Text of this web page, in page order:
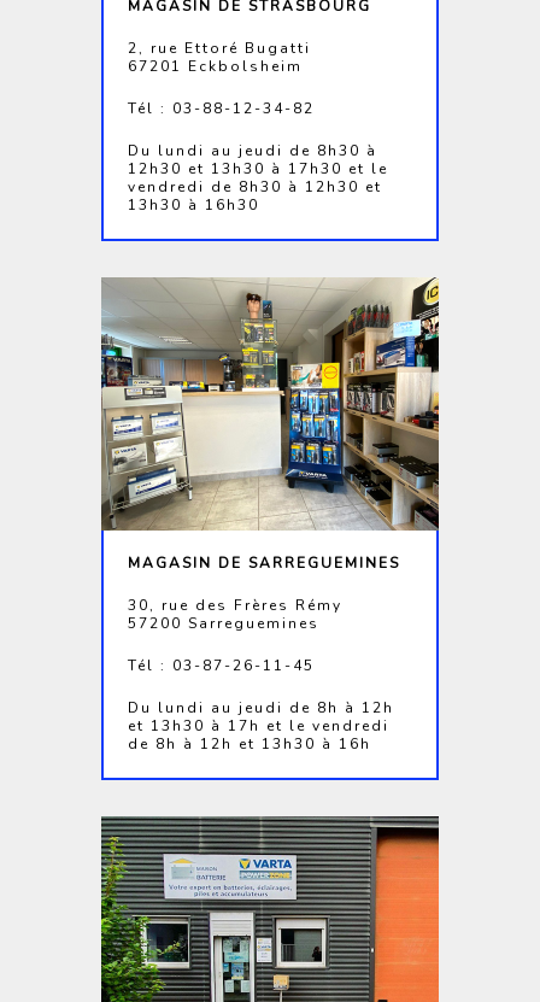
MAGASIN DE STRASBOURG
2, rue Ettoré Bugatti
67201 Eckbolsheim
Tél : 03-88-12-34-82
Du lundi au jeudi de 8h30 à
12h30 et 13h30 à 17h30 et le
vendredi de 8h30 à 12h30 et
13h30 à 16h30
MAGASIN DE SARREGUEMINES
30, rue des Frères Rémy
57200 Sarreguemines
Tél : 03-87-26-11-45
Du lundi au jeudi de 8h à 12h
et 13h30 à 17h et le vendredi
de 8h à 12h et 13h30 à 16h